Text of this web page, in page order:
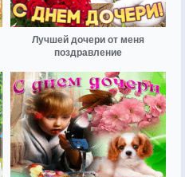
Лучшей дочери от меня
поздравление